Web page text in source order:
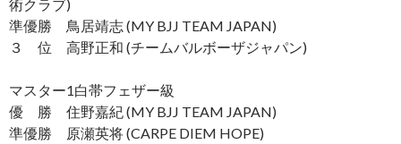
術クラブ)
準優勝 鳥居靖志 (MY BJJ TEAM JAPAN)
３ 位 高野正和 (チームバルボーザジャパン)
マスター1白帯フェザー級
優 勝 住野嘉紀 (MY BJJ TEAM JAPAN)
準優勝 原瀬英将 (CARPE DIEM HOPE)